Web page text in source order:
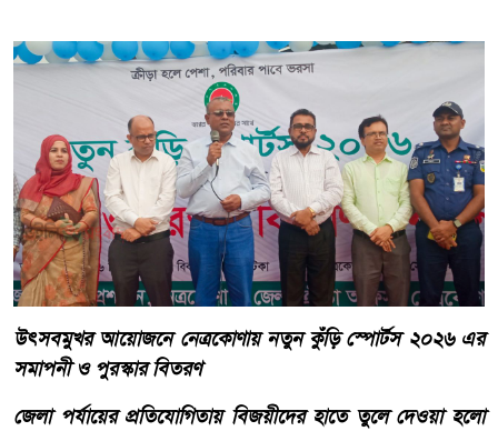
উৎসবমুখর আয়োজনে নেত্রকোণায় নতুন কুঁড়ি স্পোর্টস ২০২৬ এর
সমাপনী ও পুরস্কার বিতরণ
জেলা পর্যায়ের প্রতিযোগিতায় বিজয়ীদের হাতে তুলে দেওয়া হলো